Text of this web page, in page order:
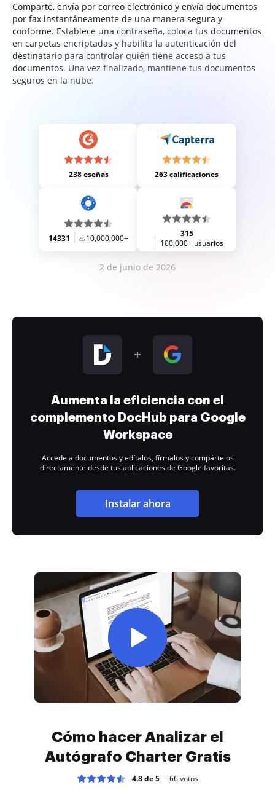
Comparte, envía por correo electrónico y envía documentos
por fax instantáneamente de una manera segura y
conforme. Establece una contraseña, coloca tus documentos
en carpetas encriptadas y habilita la autenticación del
destinatario para controlar quién tiene acceso a tus
documentos. Una vez finalizado, mantiene tus documentos
seguros en la nube.
238 eseñas 263 calificaciones
14331 10,000,000+
315
100,000+ usuarios
2 de junio de 2026
Aumenta la eficiencia con el
complemento DocHub para Google
Workspace
Accede a documentos y edítalos, fírmalos y compártelos
directamente desde tus aplicaciones de Google favoritas.
Instalar ahora
Cómo hacer Analizar el
Autógrafo Charter Gratis
4.8 de 5 66votos